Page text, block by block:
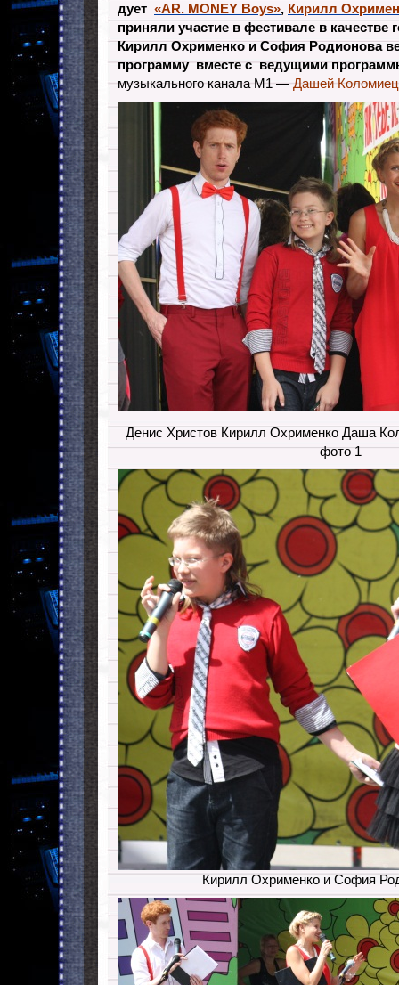
дует «AR. MONEY Boys», Кирилл
приняли участие в фестивале в качестве
Кирилл Охрименко и София Родионова
программу вместе с ведущими
музыкального канала М1 —Дашей
Денис Христов Кирилл Охрименко Даша
фото 1
Кирилл Охрименко и София